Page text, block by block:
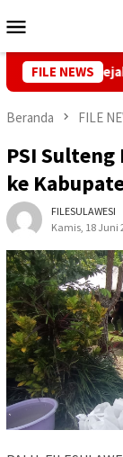
ke
Mobile
FILE NEWS
Sejak Pra
Beranda FILE
PSI
ke
FILESULAWESI
Kamis, 18 Juni